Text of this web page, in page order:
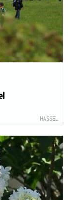
HASSEL